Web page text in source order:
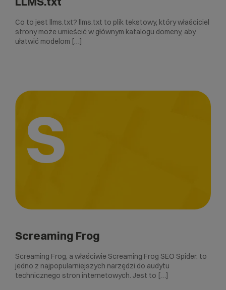
Co to jest llms.txt? llms.txt to plik tekstowy, który właściciel
strony może umieścić w głównym katalogu domeny, aby
ułatwić modelom […]
S
Screaming Frog
Screaming Frog, a właściwie Screaming Frog SEO Spider, to
jedno z najpopularniejszych narzędzi do audytu
technicznego stron internetowych. Jest to […]